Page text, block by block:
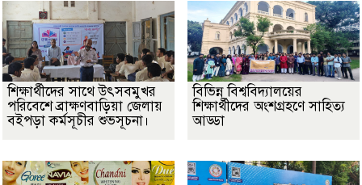
শিক্ষার্থীদের সাথে উৎসবমুখর
পরিবেশে ব্রাক্ষণবাড়িয়া জেলায়
বইপড়া কর্মসূচীর শুভসূচনা।
বিভিন্ন বিশ্ববিদ্যালয়ের
শিক্ষার্থীদের অংশগ্রহণে সাহিত্য
আড্ডা